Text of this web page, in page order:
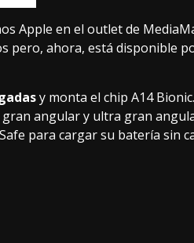
Apple en el outlet de
pero, ahora, está disponible
y monta el chip A14
angular y ultra gran
para cargar su batería sin